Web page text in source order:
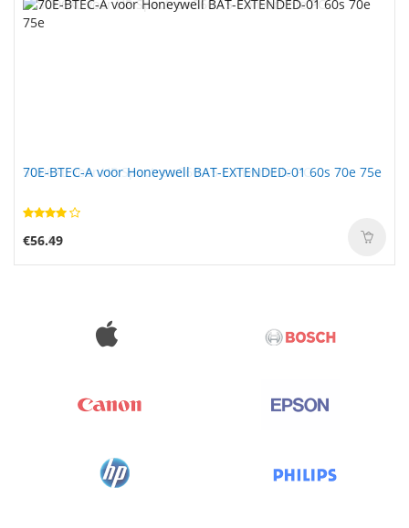
70E-BTEC-A voor Honeywell BAT-EXTENDED-01 60s 70e 75e
€56.49